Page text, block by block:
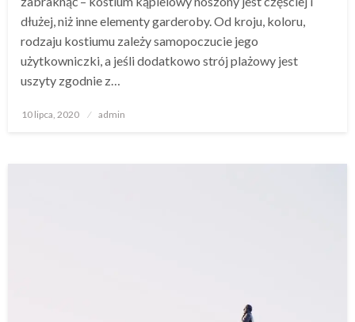
dłużej, niż inne elementy garderoby. Od kroju, koloru,
rodzaju kostiumu zależy samopoczucie jego
użytkowniczki, a jeśli dodatkowo strój plażowy jest
uszyty zgodnie z…
Opublikowane
10 lipca, 2020 admin